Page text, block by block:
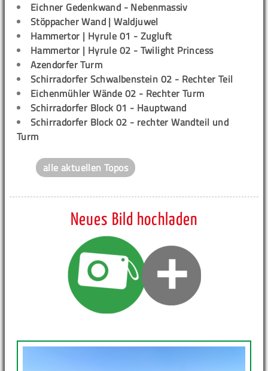
Eichner Gedenkwand - Nebenmassiv
Stöppacher Wand | Waldjuwel
Hammertor | Hyrule 01 - Zugluft
Hammertor | Hyrule 02 - Twilight Princess
Azendorfer Turm
Schirradorfer Schwalbenstein 02 - Rechter Teil
Eichenmühler Wände 02 - Rechter Turm
Schirradorfer Block 01 - Hauptwand
Schirradorfer Block 02 - rechter Wandteil und
Turm
alle aktuellen Topos
Neues Bild hochladen